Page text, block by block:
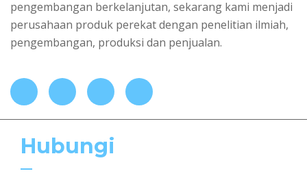
pengembangan berkelanjutan, sekarang kami menjadi
perusahaan produk perekat dengan penelitian ilmiah,
pengembangan, produksi dan penjualan.
Hubungi